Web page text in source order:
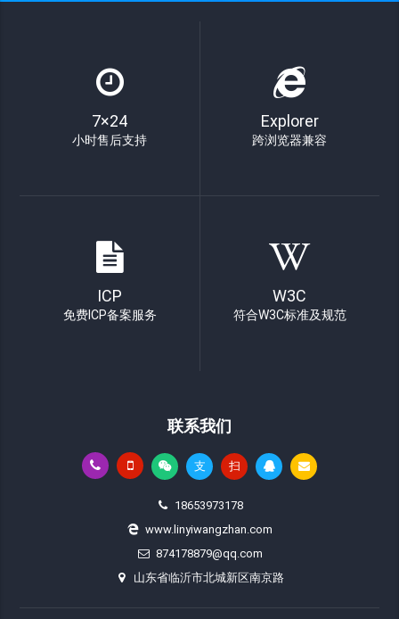
7×24
小时售后支持
Explorer
跨浏览器兼容
ICP
免费ICP备案服务
W3C
符合W3C标准及规范
联系我们
支 扫
18653973178
www.linyiwangzhan.com
874178879@qq.com
山东省临沂市北城新区南京路